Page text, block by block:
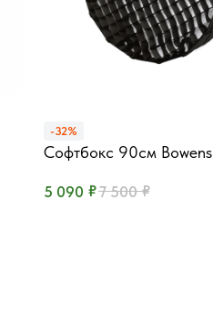
-32%
Софтбокс 90см Bowens
5 090 ₽7 500 ₽